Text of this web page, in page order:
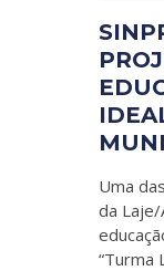
Uma
da Laje/
“Turma